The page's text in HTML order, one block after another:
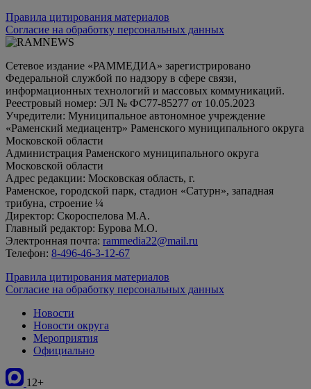
Правила цитирования материалов
Согласие на обработку персональных данных
Сетевое издание «РАММЕДИА» зарегистрировано
Федеральной службой по надзору в сфере связи,
информационных технологий и массовых коммуникаций.
Реестровый номер: ЭЛ № ФС77-85277 от 10.05.2023
Учредители: Муниципальное автономное учреждение
«Раменский медиацентр» Раменского муниципального округа
Московской области
Администрация Раменского муниципального округа
Московской области
Адрес редакции: Московская область, г.
Раменское, городской парк, стадион «Сатурн», западная
трибуна, строение ¼
Директор: Скороспелова М.А.
Главный редактор: Бурова М.О.
Электронная почта: rammedia22@mail.ru
Телефон: 8-496-46-3-12-67
Правила цитирования материалов
Согласие на обработку персональных данных
Новости
Новости округа
Мероприятия
Официально
12+